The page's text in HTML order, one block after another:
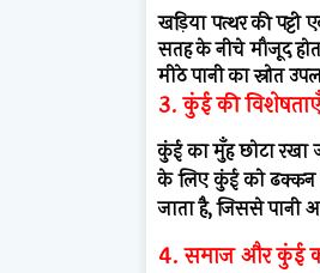
खड़िया पत्थर की
सतह के नीचे मौजूद
मीठे पानी का स्रोत
3. कुंई की
कुंई का मुँह छोटा रखा
के लिए कुंई को ढक्कन
जाता है, जिससे पानी
4. समाज और कुंई